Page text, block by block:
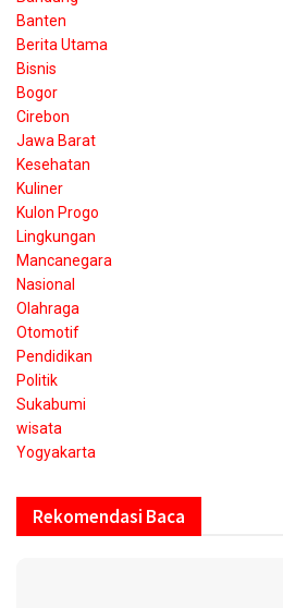
Banten
Berita Utama
Bisnis
Bogor
Cirebon
Jawa Barat
Kesehatan
Kuliner
Kulon Progo
Lingkungan
Mancanegara
Nasional
Olahraga
Otomotif
Pendidikan
Politik
Sukabumi
wisata
Yogyakarta
Rekomendasi Baca